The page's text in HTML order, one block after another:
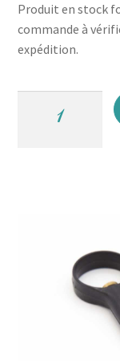
Produit en stock
commande à
expédition.